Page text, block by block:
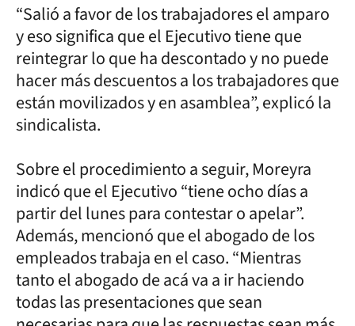
“Salió a favor de los trabajadores el amparo
y eso significa que el Ejecutivo tiene que
reintegrar lo que ha descontado y no puede
hacer más descuentos a los trabajadores que
están movilizados y en asamblea”, explicó la
sindicalista.
Sobre el procedimiento a seguir, Moreyra
indicó que el Ejecutivo “tiene ocho días a
partir del lunes para contestar o apelar”.
Además, mencionó que el abogado de los
empleados trabaja en el caso. “Mientras
tanto el abogado de acá va a ir haciendo
todas las presentaciones que sean